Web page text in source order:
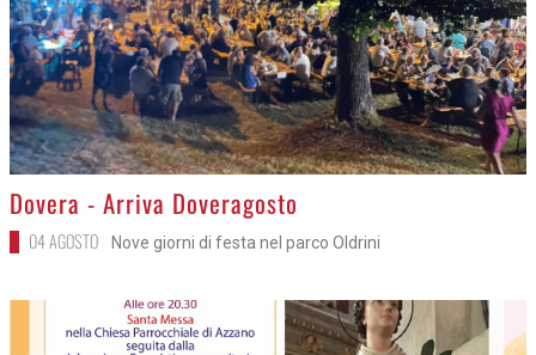
>
Dovera - Arriva Doveragosto
04 AGOSTO Nove giorni di festa nel parco Oldrini